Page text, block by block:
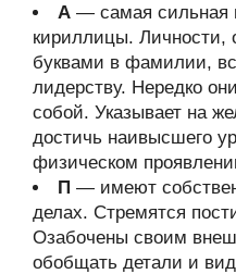
А — самая сильная
кириллицы.
буквами в фамилии,
лидерству. Нередко
собой. Указывает на
достичь наивысшего
физическом
П — имеют
делах. Стремятся
Озабочены своим
обобщать детали и